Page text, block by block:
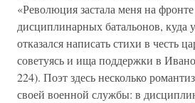
«Революция застала меня на
дисциплинарных батальонов, куда
отказался написать стихи в честь
советуясь и ища поддержки в
224). Поэт здесь несколько
своей военной службы: в